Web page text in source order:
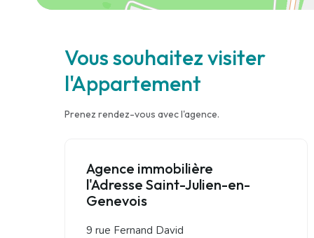
Vous souhaitez visiter
l'Appartement
Prenez rendez-vous avec l'agence.
Agence immobilière
l'Adresse Saint-Julien-en-
Genevois
9 rue Fernand David